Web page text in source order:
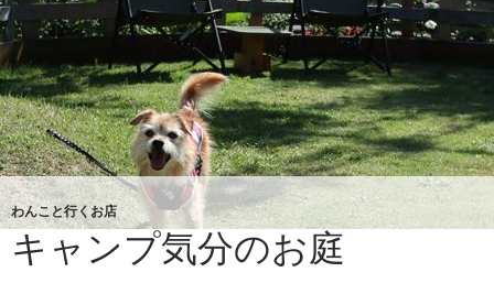
わんこと行くお店
キャンプ気分のお庭